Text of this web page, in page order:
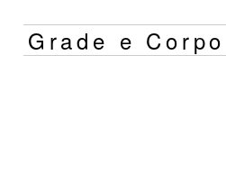
Grade e